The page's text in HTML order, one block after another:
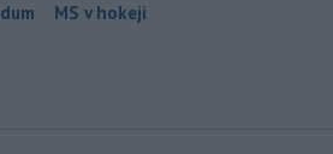
MS v hokeji